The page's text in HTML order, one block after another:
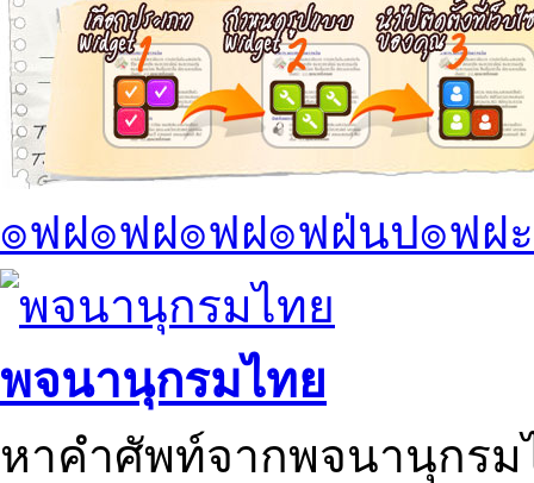
๏ฟฝ๏ฟฝ๏ฟฝ๏ฟฝ่นป๏ฟฝ
พจนานุกรมไทย
หาคำศัพท์จากพจนานุกรม